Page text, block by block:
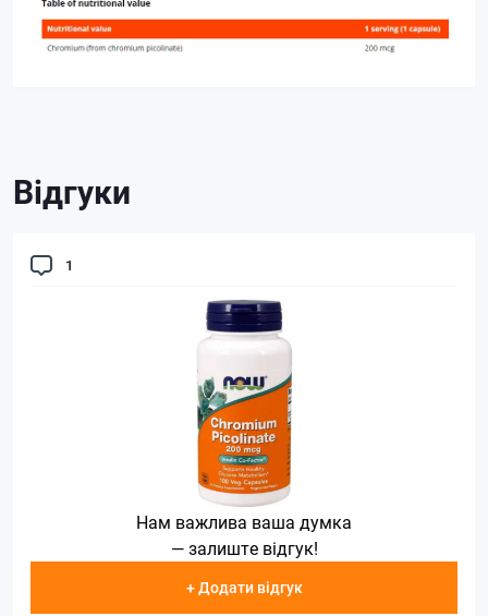
Відгуки
1
Нам важлива ваша думка
— залиште відгук!
+ Додати відгук